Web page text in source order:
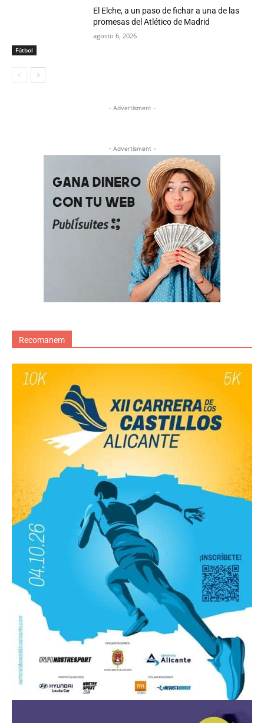
Fútbol
El Elche, a un paso de fichar a una de las
promesas del Atlético de Madrid
agosto 6, 2026
- Advertisment -
- Advertisment -
Recomanem